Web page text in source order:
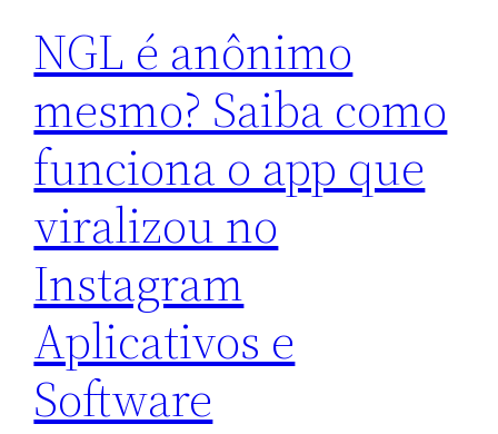
NGL é anônimo
mesmo? Saiba como
funciona o app que
viralizou no
Instagram
Aplicativos e
Software